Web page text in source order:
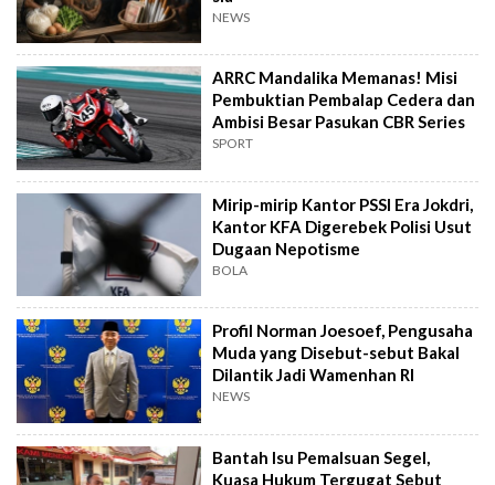
NEWS
ARRC Mandalika Memanas! Misi
Pembuktian Pembalap Cedera dan
Ambisi Besar Pasukan CBR Series
SPORT
Mirip-mirip Kantor PSSI Era Jokdri,
Kantor KFA Digerebek Polisi Usut
Dugaan Nepotisme
BOLA
Profil Norman Joesoef, Pengusaha
Muda yang Disebut-sebut Bakal
Dilantik Jadi Wamenhan RI
NEWS
Bantah Isu Pemalsuan Segel,
Kuasa Hukum Tergugat Sebut